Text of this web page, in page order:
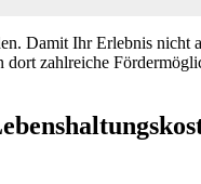
Damit Ihr Erlebnis
zahlreiche